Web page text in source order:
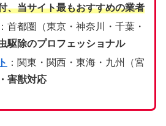
、当サイト最もおすすめの業者
首都圏（東京・神奈川・千葉・
駆除のプロフェッショナル
：関東・関西・東海・九州（宮
害獣対応